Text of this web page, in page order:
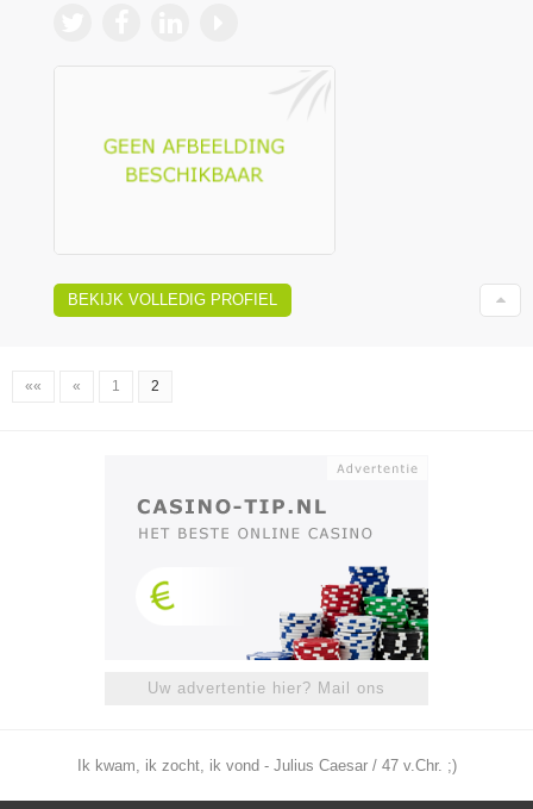
BEKIJK VOLLEDIG PROFIEL
«« « 1 2
Uw advertentie hier? Mail ons
Ik kwam, ik zocht, ik vond - Julius Caesar / 47 v.Chr. ;)